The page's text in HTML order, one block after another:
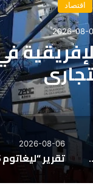
اقتصاد
2026-08-
تقرير “ليغاتوم 2026”: المغرب يتقدم اقتصادياً لكن تحديات التعليم والصحة تعرقل الازدهار
2026-08-06